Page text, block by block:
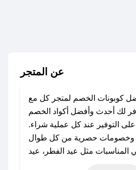
عن المتجر
كوبونات الخصم لمتجر كل مع
لك أحدث وأفضل أكواد الخصم
التوفير عند كل عملية شراء.
وخصومات حصرية من كل طوال
المناسبات مثل عيد الفطر، عيد
البيضاء (شهر نوفمبر)، رمضان،